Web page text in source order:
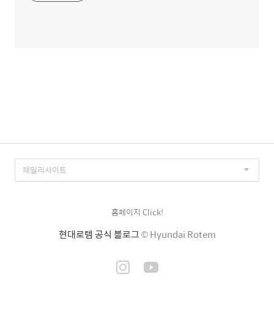
홈페이지 Click!
현대로템 공식 블로그© Hyundai Rotem